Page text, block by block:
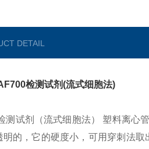
DETAIL
检测试剂(流式细胞法)
测试剂（流式细胞法） 塑料离心
明的，它的硬度小，可用穿刺法